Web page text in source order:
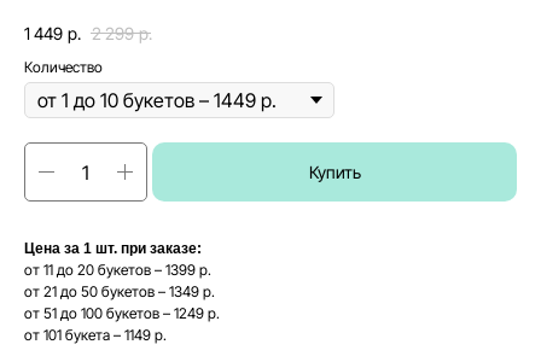
1 449 р. 2 299 р.
Количество
Купить
Цена за 1 шт. при заказе:
от 11 до 20 букетов – 1399 р.
от 21 до 50 букетов – 1349 р.
от 51 до 100 букетов – 1249 р.
от 101 букета – 1149 р.